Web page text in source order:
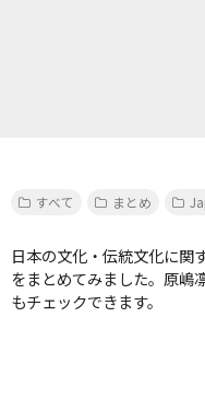
すべて
まとめ
日本の文化・伝統文化に関
をまとめてみました。原嶋
もチェックできます。